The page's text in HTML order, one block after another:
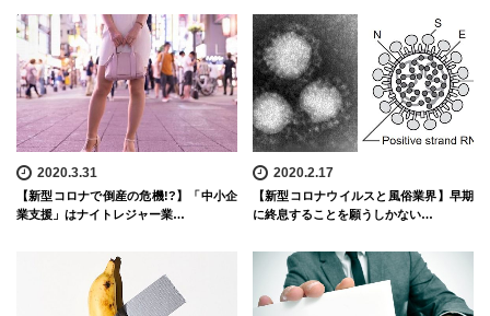
2020.3.31
【新型コロナで倒産の危機!?】「中小企
業支援」はナイトレジャー業…
2020.2.17
【新型コロナウイルスと風俗業界】早期
に終息することを願うしかない…